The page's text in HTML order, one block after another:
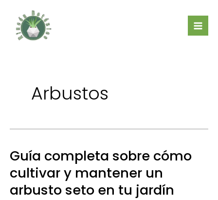
contenido
Arbustos
Guía completa sobre cómo
cultivar y mantener un
arbusto seto en tu jardín
Guía
sobre
cómo